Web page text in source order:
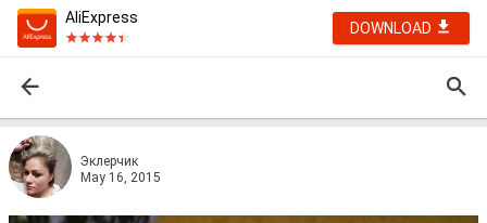
AliExpress
DOWNLOAD
Эклерчик
May 16, 2015